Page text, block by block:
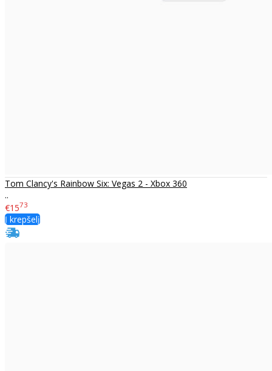
Tom Clancy's Rainbow Six: Vegas 2 - Xbox 360
..
€1573
Į krepšelį